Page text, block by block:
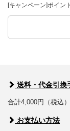
[キャンペーン]ポイン
送料・代金引換
合計4,000円（税込
お支払い方法